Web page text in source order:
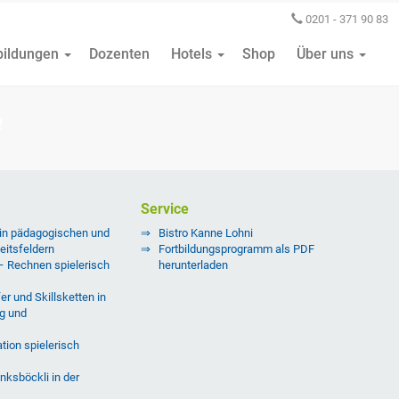
0201 - 371 90 83
Dozenten Hotels Shop Über uns
pädagogischen und
Rechnen spielerisch
und Skillsketten in
und
spielerisch
in der
Service
Bistro Kanne Lohni
Fortbildungsprogramm als PDF
herunterladen